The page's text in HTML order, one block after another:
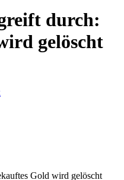
durch:
gelöscht